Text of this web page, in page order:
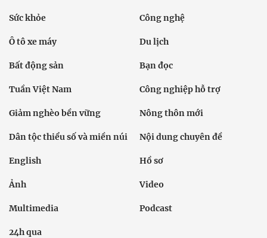
Sức khỏe Công nghệ
Ô tô xe máy Du lịch
Bất động sản Bạn đọc
Tuần Việt Nam Công nghiệp hỗ trợ
Giảm nghèo bền vững Nông thôn mới
Dân tộc thiểu số và miền núi Nội dung chuyên đề
English Hồ sơ
Ảnh Video
Multimedia Podcast
24h qua